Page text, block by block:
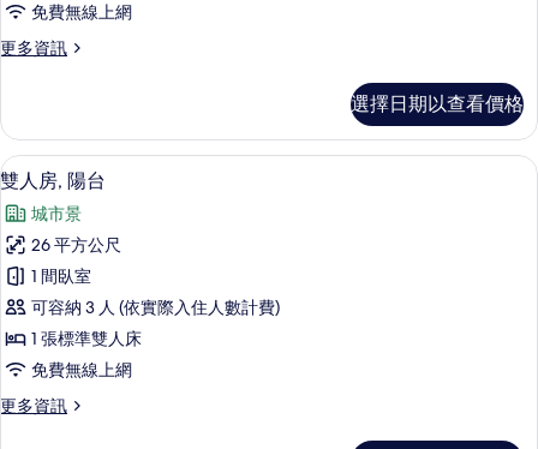
所
相
片
免費無線上網
更多資訊
更
雙
人
房
詳
情
選擇日期以查看價格
顯
示
雙
人
房,
陽
台
所
11
雙人房, 陽台
城市景
26 平方公尺
1 間臥室
可容納 3 人 (依實際入住人數計費)
1 張標準雙人床
免費無線上網
更多資訊
更